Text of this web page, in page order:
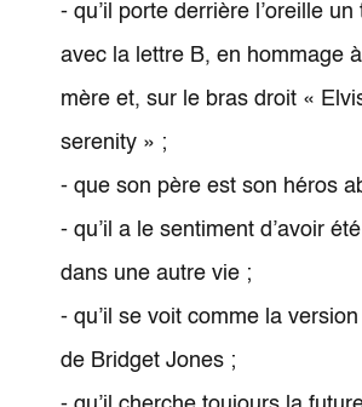
- qu’il porte derrière l’oreille
avec la lettre B, en hommage
mère et, sur le bras droit «
serenity » ;
- que son père est son héros
- qu’il a le sentiment d’avoir
dans une autre vie ;
- qu’il se voit comme la
de Bridget Jones ;